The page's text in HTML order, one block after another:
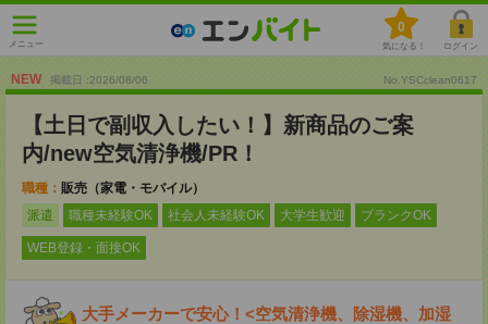
メニュー
0
気になる！ ログイン
NEW 掲載日 :2026/08/06 No.YSCclean0617
【土日で副収入したい！】新商品のご案
内/new空気清浄機/PR！
職種： 販売（家電・モバイル）
派遣
職種未経験OK 社会人未経験OK 大学生歓迎 ブランクOK
WEB登録・面接OK
大手メーカーで安心！<空気清浄機、除湿機、加湿